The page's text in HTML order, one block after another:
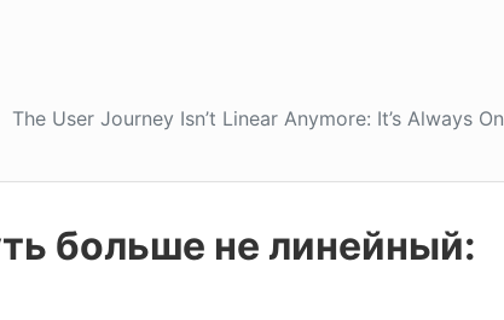
The User Journey Isn’t Linear Anymore: It’s Always On
больше не линейный: